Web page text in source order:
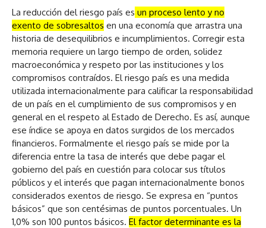
La reducción del riesgo país es un proceso lento y no
exento de sobresaltos en una economía que arrastra una
historia de desequilibrios e incumplimientos. Corregir esta
memoria requiere un largo tiempo de orden, solidez
macroeconómica y respeto por las instituciones y los
compromisos contraídos. El riesgo país es una medida
utilizada internacionalmente para calificar la responsabilidad
de un país en el cumplimiento de sus compromisos y en
general en el respeto al Estado de Derecho. Es así, aunque
ese índice se apoya en datos surgidos de los mercados
financieros. Formalmente el riesgo país se mide por la
diferencia entre la tasa de interés que debe pagar el
gobierno del país en cuestión para colocar sus títulos
públicos y el interés que pagan internacionalmente bonos
considerados exentos de riesgo. Se expresa en “puntos
básicos” que son centésimas de puntos porcentuales. Un
1,0% son 100 puntos básicos. El factor determinante es la